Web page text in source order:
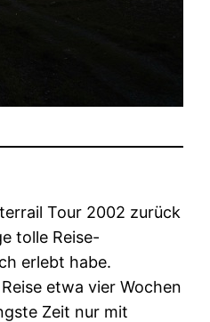
Tour 2002 zurück
tolle Reise-
erlebt habe.
etwa vier Wochen
Zeit nur mit